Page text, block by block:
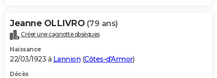
Jeanne OLLIVRO (79 ans)
Créer une cagnotte obsèques
Naissance
22/03/1923 à Lannion (Côtes-d'Armor)
Décès